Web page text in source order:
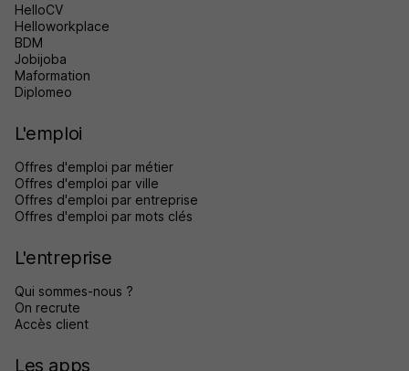
HelloCV
Helloworkplace
BDM
Jobijoba
Maformation
Diplomeo
L'emploi
Offres d'emploi par métier
Offres d'emploi par ville
Offres d'emploi par entreprise
Offres d'emploi par mots clés
L'entreprise
Qui sommes-nous ?
On recrute
Accès client
Les apps